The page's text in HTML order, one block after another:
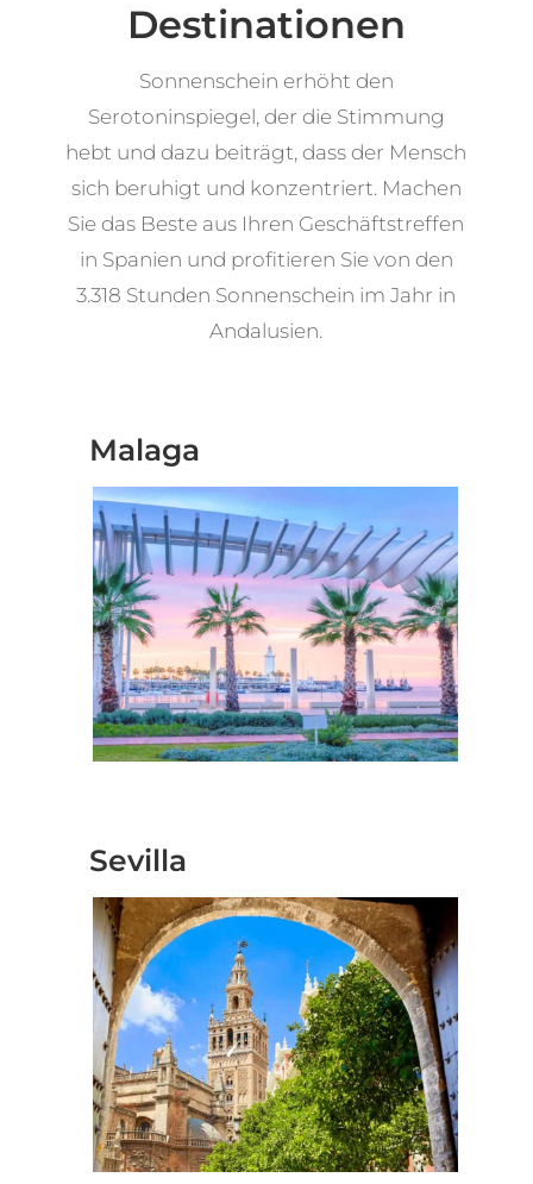
Destinationen
Sonnenschein erhöht den
Serotoninspiegel, der die Stimmung
hebt und dazu beiträgt, dass der Mensch
sich beruhigt und konzentriert. Machen
Sie das Beste aus Ihren Geschäftstreffen
in Spanien und profitieren Sie von den
3.318 Stunden Sonnenschein im Jahr in
Andalusien.
Malaga
Sevilla